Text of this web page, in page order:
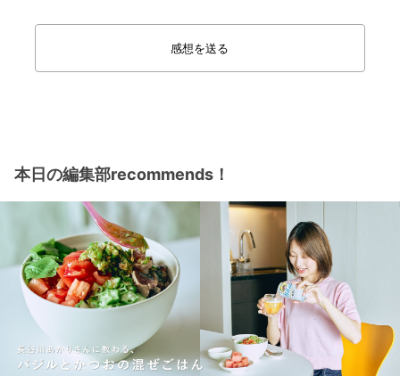
感想を送る
本日の編集部recommends！